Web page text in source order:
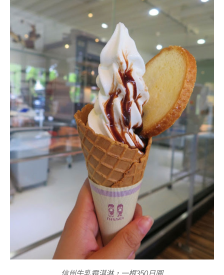
信州牛乳霜淇淋，一根350日圓